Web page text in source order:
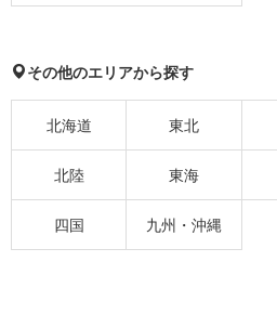
その他のエリアから探す
北海道 東北
北陸 東海
四国 九州・沖縄